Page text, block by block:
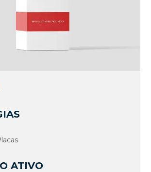
ATIVO